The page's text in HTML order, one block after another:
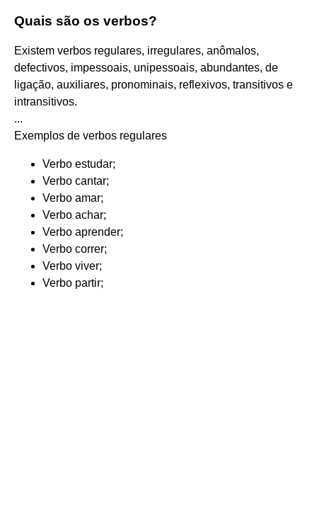
Quais são os verbos?
Existem verbos regulares, irregulares, anômalos,
defectivos, impessoais, unipessoais, abundantes, de
ligação, auxiliares, pronominais, reflexivos, transitivos e
intransitivos.
...
Exemplos de verbos regulares
Verbo estudar;
Verbo cantar;
Verbo amar;
Verbo achar;
Verbo aprender;
Verbo correr;
Verbo viver;
Verbo partir;